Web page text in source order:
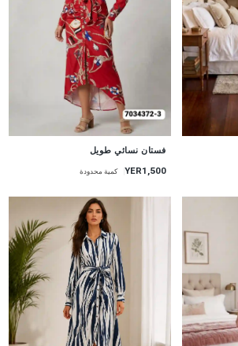
فستان نسائي طويل
YER1,500 كمية محدودة